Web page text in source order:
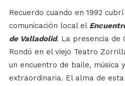
Recuerdo cuando en 1992
comunicación local el
de Valladolid. La presencia de
Rondó en el viejo Teatro
un encuentro de baile, música
extraordinaria. El alma de